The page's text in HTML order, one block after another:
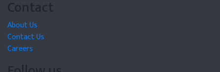
Contact
About Us
Contact Us
Careers